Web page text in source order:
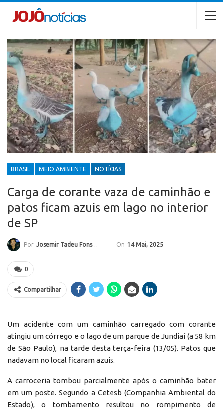
BRASIL MEIO AMBIENTE NOTÍCIAS
Carga de corante vaza de caminhão e
patos ficam azuis em lago no interior
de SP
Por Josemir Tadeu Fonseca On 14 Mai, 2025
0
Compartilhar
Um acidente com um caminhão carregado com corante
atingiu um córrego e o lago de um parque de Jundiaí (a 58 km
de São Paulo), na tarde desta terça-feira (13/05). Patos que
nadavam no local ficaram azuis.
A carroceria tombou parcialmente após o caminhão bater
em um poste. Segundo a Cetesb (Companhia Ambiental do
Estado), o tombamento resultou no rompimento de